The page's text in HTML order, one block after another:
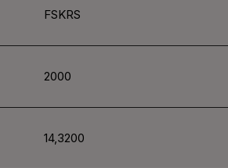
FSKRS
2000
14,3200